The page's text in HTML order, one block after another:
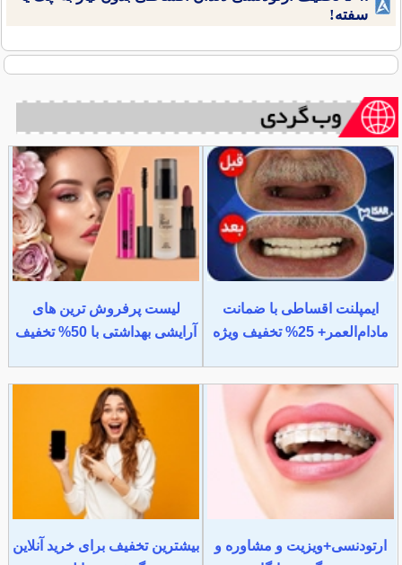
سفته!
ایمپلنت اقساطی با ضمانت
مادام‌العمر+ 25% تخفیف ویژه
لیست پرفروش ترین های
آرایشی بهداشتی با 50% تخفیف
ارتودنسی+ویزیت و مشاوره و
بیشترین تخفیف برای خرید آنلاین